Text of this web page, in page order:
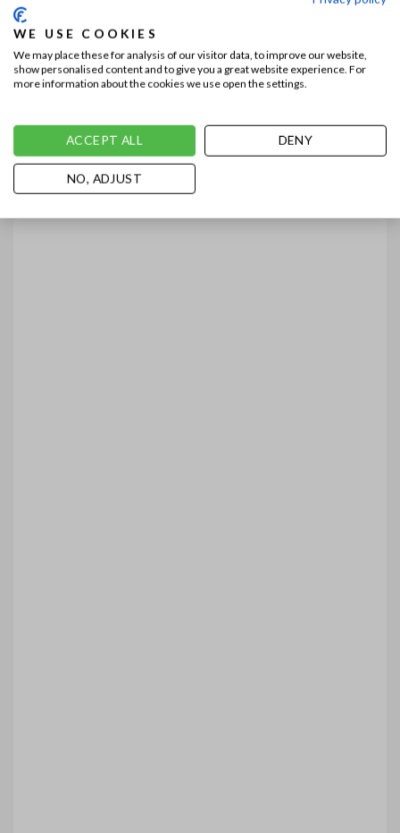
WE USE COOKIES
We may place these for analysis of our visitor data, to improve our website,
show personalised content and to give you a great website experience. For
more information about the cookies we use open the settings.
ACCEPT ALL DENY
NO, ADJUST